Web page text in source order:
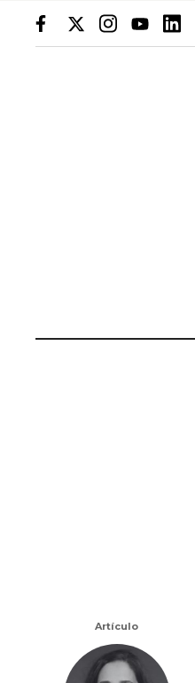
Artículo